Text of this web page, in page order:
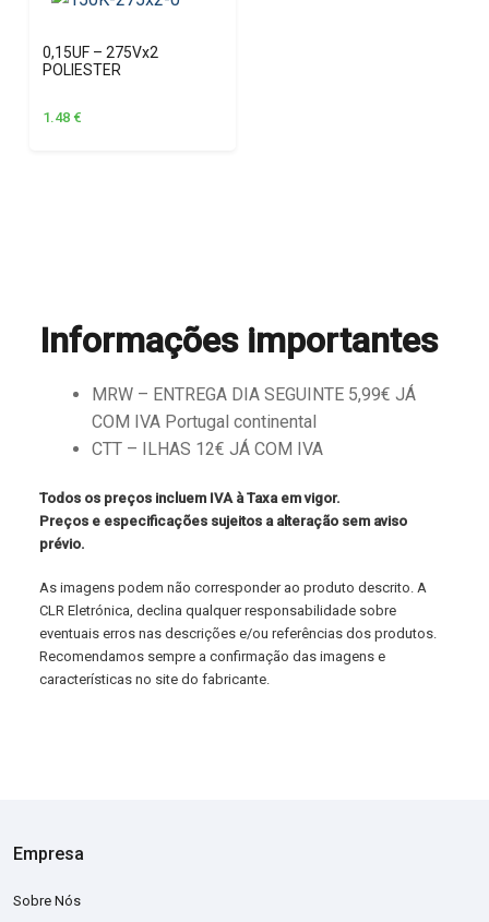
0,15UF – 275Vx2
POLIESTER
1.48 €
Informações importantes
MRW – ENTREGA DIA SEGUINTE 5,99€ JÁ
COM IVA Portugal continental
CTT – ILHAS 12€ JÁ COM IVA
Todos os preços incluem IVA à Taxa em vigor.
Preços e especificações sujeitos a alteração sem aviso
prévio.
As imagens podem não corresponder ao produto descrito. A
CLR Eletrónica, declina qualquer responsabilidade sobre
eventuais erros nas descrições e/ou referências dos produtos.
Recomendamos sempre a confirmação das imagens e
características no site do fabricante.
Empresa
Sobre Nós